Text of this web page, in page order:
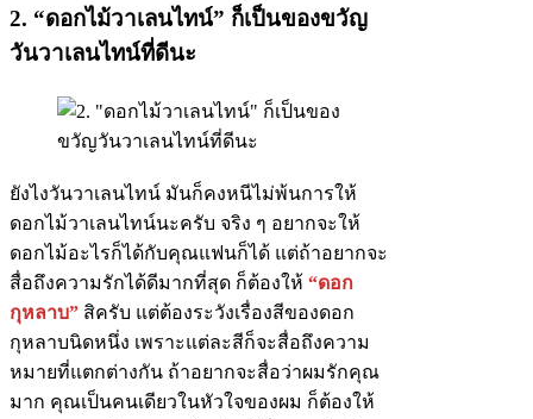
2. “ดอกไม้วาเลนไทน์” ก็เป็นของขวัญ
วันวาเลนไทน์ที่ดีนะ
ยังไงวันวาเลนไทน์ มันก็คงหนีไม่พ้นการให้
ดอกไม้วาเลนไทน์นะครับ จริง ๆ อยากจะให้
ดอกไม้อะไรก็ได้กับคุณแฟนก็ได้ แต่ถ้าอยากจะ
สื่อถึงความรักได้ดีมากที่สุด ก็ต้องให้ “ดอก
กุหลาบ” สิครับ แต่ต้องระวังเรื่องสีของดอก
กุหลาบนิดหนึ่ง เพราะแต่ละสีก็จะสื่อถึงความ
หมายที่แตกต่างกัน ถ้าอยากจะสื่อว่าผมรักคุณ
มาก คุณเป็นคนเดียวในหัวใจของผม ก็ต้องให้